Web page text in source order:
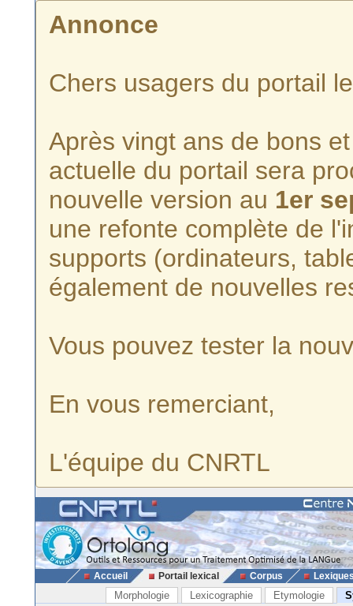
Annonce
Chers usagers du portail
Après vingt ans de bons
actuelle du portail sera
nouvelle version au 1er
une refonte complète de
supports (ordinateurs,
également de nouvelles
Vous pouvez tester la
En vous remerciant,
L'équipe du CNRTL
Accueil Portail lexical Corpus
Morphologie Lexicographie Etymologie